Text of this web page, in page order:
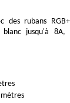
des rubans
blanc jusqu'à
mètres